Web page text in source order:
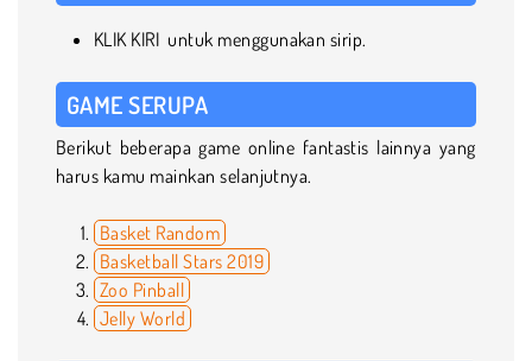
KLIK KIRI untuk menggunakan sirip.
GAME SERUPA
Berikut beberapa game online fantastis lainnya yang
harus kamu mainkan selanjutnya.
Basket Random
Basketball Stars 2019
Zoo Pinball
Jelly World